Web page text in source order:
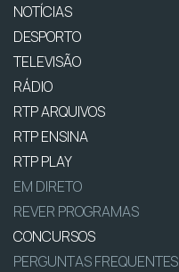
NOTÍCIAS
DESPORTO
TELEVISÃO
RÁDIO
RTP ARQUIVOS
RTP ENSINA
RTP PLAY
EM DIRETO
REVER PROGRAMAS
CONCURSOS
PERGUNTAS FREQUENTES